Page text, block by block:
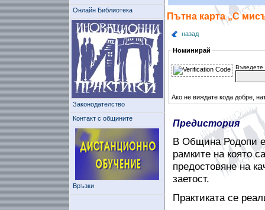
Онлайн Библиотека
Законодателство
Контакт с общините
Връзки
Пътна карта „С
назад
Номинирай
Въведете
Ако не виждате кода добре,
Предистория
В Община Родопи е
рамките на която
предостовяне на
заетост.
Практиката се